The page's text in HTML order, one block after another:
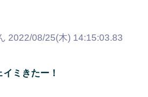
2022/08/25(木) 14:15:03.83
ミきたー！